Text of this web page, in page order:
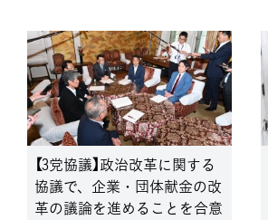
【3党協議】政治改革に関する
協議で、企業・団体献金の改
革の議論を進めることを合意